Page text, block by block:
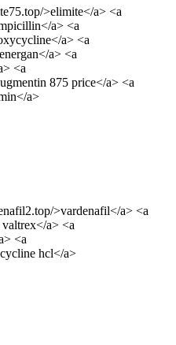
>elimite</a> <a
a> <a
a> <a
a> <a
<a
875 price</a> <a
a>
>vardenafil</a> <a
a> <a
<a
hcl</a>